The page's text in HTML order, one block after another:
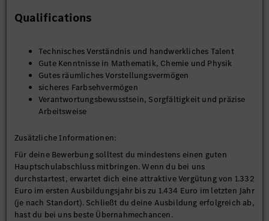
Qualifications
Technisches Verständnis und handwerkliches Talent
Gute Kenntnisse in Mathematik, Chemie und Physik
Gutes räumliches Vorstellungsvermögen
sicheres Farbsehvermögen
Verantwortungsbewusstsein, Sorgfältigkeit und präzise
Arbeitsweise
Zusätzliche Informationen:
Für deine Bewerbung solltest du mindestens einen guten
Hauptschulabschluss mitbringen. Wenn du bei uns
durchstartest, erwartet dich eine attraktive Vergütung von 1.332
Euro im ersten Ausbildungsjahr bis zu 1.434 Euro im letzten Jahr
(je nach Standort). Schließt du deine Ausbildung erfolgreich ab,
hast du bei uns beste Übernahmechancen.